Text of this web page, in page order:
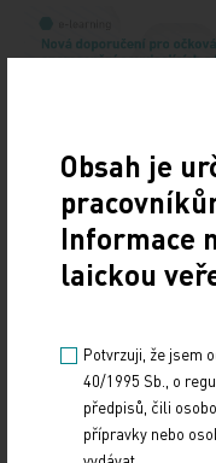
19. světový
10. 3. 2025
19. světový kongres
se bude konat v
Obsah je
Informace
laickou
Potvrzuji, že jsem
40/1995 Sb., o
předpisů, čili
přípravky nebo